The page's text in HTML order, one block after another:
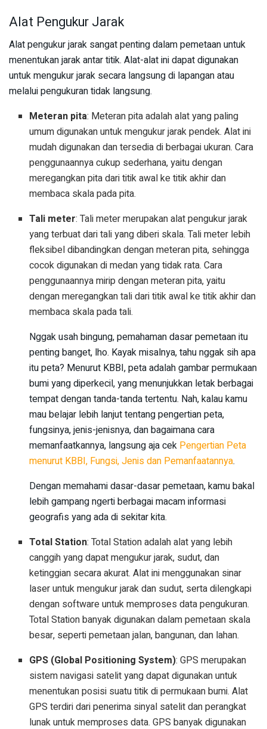
Alat Pengukur Jarak
Alat pengukur jarak sangat penting dalam pemetaan untuk
menentukan jarak antar titik. Alat-alat ini dapat digunakan
untuk mengukur jarak secara langsung di lapangan atau
melalui pengukuran tidak langsung.
Meteran pita: Meteran pita adalah alat yang paling
umum digunakan untuk mengukur jarak pendek. Alat ini
mudah digunakan dan tersedia di berbagai ukuran. Cara
penggunaannya cukup sederhana, yaitu dengan
meregangkan pita dari titik awal ke titik akhir dan
membaca skala pada pita.
Tali meter: Tali meter merupakan alat pengukur jarak
yang terbuat dari tali yang diberi skala. Tali meter lebih
fleksibel dibandingkan dengan meteran pita, sehingga
cocok digunakan di medan yang tidak rata. Cara
penggunaannya mirip dengan meteran pita, yaitu
dengan meregangkan tali dari titik awal ke titik akhir dan
membaca skala pada tali.
Nggak usah bingung, pemahaman dasar pemetaan itu
penting banget, lho. Kayak misalnya, tahu nggak sih apa
itu peta? Menurut KBBI, peta adalah gambar permukaan
bumi yang diperkecil, yang menunjukkan letak berbagai
tempat dengan tanda-tanda tertentu. Nah, kalau kamu
mau belajar lebih lanjut tentang pengertian peta,
fungsinya, jenis-jenisnya, dan bagaimana cara
memanfaatkannya, langsung aja cek Pengertian Peta
menurut KBBI, Fungsi, Jenis dan Pemanfaatannya.
Dengan memahami dasar-dasar pemetaan, kamu bakal
lebih gampang ngerti berbagai macam informasi
geografis yang ada di sekitar kita.
Total Station: Total Station adalah alat yang lebih
canggih yang dapat mengukur jarak, sudut, dan
ketinggian secara akurat. Alat ini menggunakan sinar
laser untuk mengukur jarak dan sudut, serta dilengkapi
dengan software untuk memproses data pengukuran.
Total Station banyak digunakan dalam pemetaan skala
besar, seperti pemetaan jalan, bangunan, dan lahan.
GPS (Global Positioning System): GPS merupakan
sistem navigasi satelit yang dapat digunakan untuk
menentukan posisi suatu titik di permukaan bumi. Alat
GPS terdiri dari penerima sinyal satelit dan perangkat
lunak untuk memproses data. GPS banyak digunakan